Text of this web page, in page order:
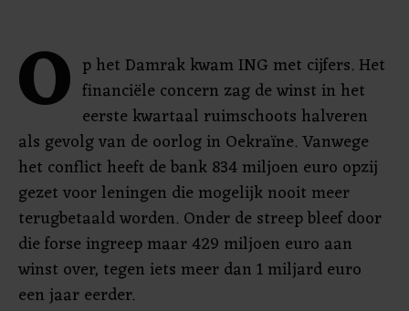
O p het Damrak kwam ING met cijfers. Het
financiële concern zag de winst in het
eerste kwartaal ruimschoots halveren
als gevolg van de oorlog in Oekraïne. Vanwege
het conflict heeft de bank 834 miljoen euro opzij
gezet voor leningen die mogelijk nooit meer
terugbetaald worden. Onder de streep bleef door
die forse ingreep maar 429 miljoen euro aan
winst over, tegen iets meer dan 1 miljard euro
een jaar eerder.